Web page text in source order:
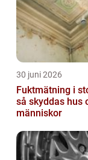
30 juni 2026
Fuktmätning i
så skyddas hus
människor